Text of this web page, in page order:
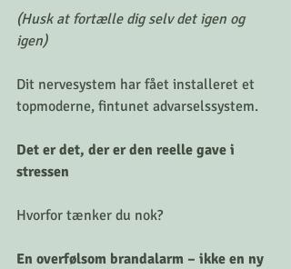
(Husk at fortælle dig selv det igen og
igen)
Dit nervesystem har fået installeret et
topmoderne, fintunet advarselssystem.
Det er det, der er den reelle gave i
stressen
Hvorfor tænker du nok?
En overfølsom brandalarm – ikke en ny